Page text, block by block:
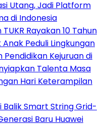
Utang, Jadi Platform
di Indonesia
Rayakan 10 Tahun
Peduli Lingkungan
Pendidikan Kejuruan di
Talenta Masa
Hari Keterampilan
Smart String Grid-
Baru Huawei